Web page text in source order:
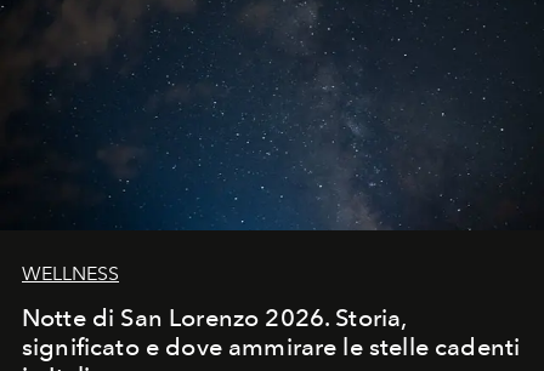
WELLNESS
Notte di San Lorenzo 2026. Storia,
significato e dove ammirare le stelle cadenti